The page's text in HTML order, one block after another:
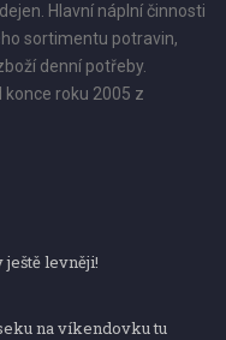
Hlavní náplní činnosti
sortimentu potravin,
denní potřeby.
roku 2005 z
levněji!
na víkendovku tu